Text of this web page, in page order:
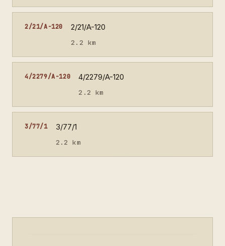
2/21/A-120 2/21/A-120
2.2 km
4/2279/A-120 4/2279/A-120
2.2 km
3/77/1 3/77/1
2.2 km